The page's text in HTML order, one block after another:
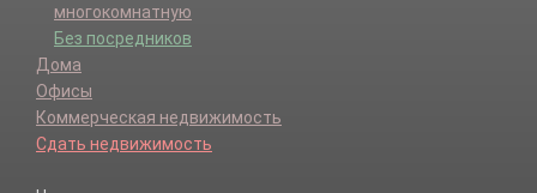
многокомнатную
Без посредников
Дома
Офисы
Коммерческая недвижимость
Сдать недвижимость